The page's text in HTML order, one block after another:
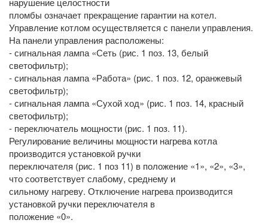
пломбы означает прекращение гарантии на котел.
Управление котлом осуществляется с панели управления.
На панели управления расположены:
- сигнальная лампа «Сеть (рис. 1 поз. 13, белый
светофильтр);
- сигнальная лампа «Работа» (рис. 1 поз. 12, оранжевый
светофильтр);
- сигнальная лампа «Сухой ход» (рис. 1 поз. 14, красный
светофильтр);
- переключатель мощности (рис. 1 поз. 11).
Регулирование величины мощности нагрева котла
производится установкой ручки
переключателя (рис. 1 поз 11) в положение «1», «2», «3»,
что соответствует слабому, среднему и
сильному нагреву. Отключение нагрева производится
установкой ручки переключателя в
положение «0».